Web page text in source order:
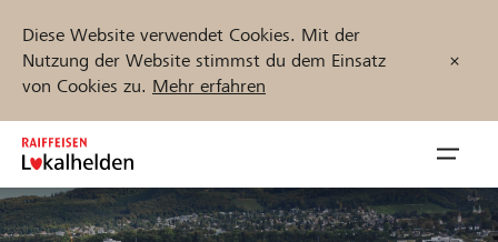
Diese Website verwendet Cookies. Mit der
Nutzung der Website stimmst du dem Einsatz
von Cookies zu. Mehr erfahren
Zum
Inhalt
springen
öffnen